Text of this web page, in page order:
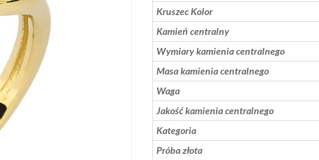
Kruszec Kolor
Kamień centralny
Wymiary kamienia centralnego
Masa kamienia centralnego
Waga
Jakość kamienia centralnego
Kategoria
Próba złota